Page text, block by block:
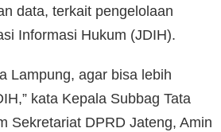
data, terkait pengelolaan
Informasi Hukum (JDIH).
Lampung, agar bisa lebih
kata Kepala Subbag Tata
Sekretariat DPRD Jateng, Amin